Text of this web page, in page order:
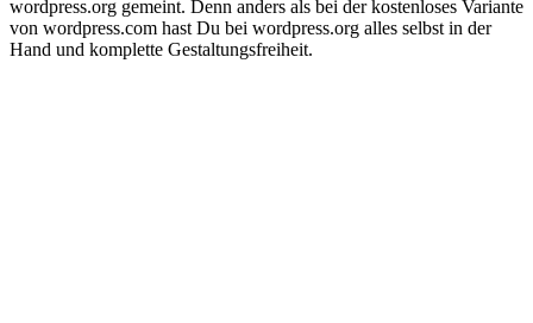
wordpress.org gemeint. Denn anders als bei der kostenloses Variante
von wordpress.com hast Du bei wordpress.org alles selbst in der
Hand und komplette Gestaltungsfreiheit.